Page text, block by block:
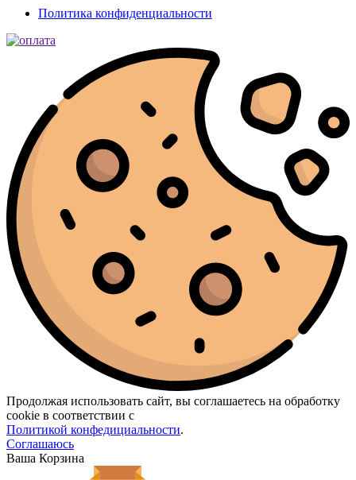
Политика конфиденциальности
Продолжая использовать сайт, вы соглашаетесь на обработку
cookie в соответствии с
Политикой конфедициальности.
Соглашаюсь
Ваша Корзина